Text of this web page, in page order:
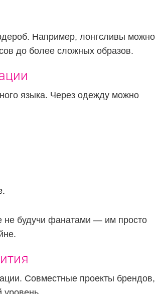
Например, лонгсливы можно
до более сложных образов.
языка. Через одежду можно
не будучи фанатами — им просто
Совместные проекты брендов,